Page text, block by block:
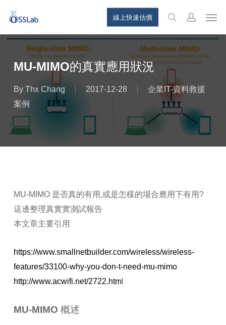
main
線上快速估價
searchaccount
MU-MIMO的真實應用狀況
By Thx Chang 2017-12-28
企業IT-資料救援
案例
MU-MIMO 是否真的有用,或是怎樣的場合應用下有用?
這邊整理真實實測試報告
本文章主要引用
https://www.smallnetbuilder.com/wireless/wireless-
features/33100-why-you-don-t-need-mu-mimo
http://www.acwifi.net/2722.html
MU-MIMO 概述